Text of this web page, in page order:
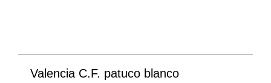
Valencia C.F. patuco blanco